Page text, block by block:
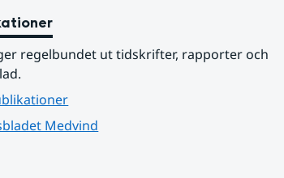
regelbundet ut tidskrifter, rapporter och
Medvind